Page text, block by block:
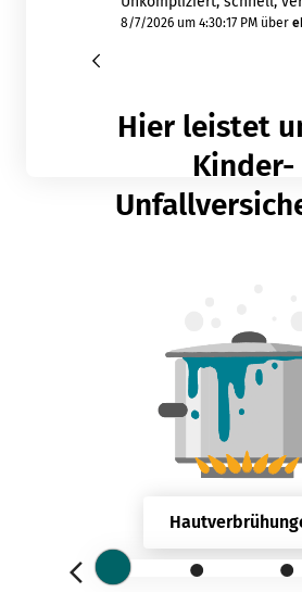
8/7/2026 um 4:30:17 PMüber
Hier leistet
Kinder-